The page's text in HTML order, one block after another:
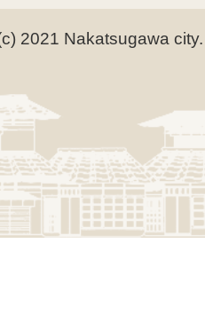
2021 Nakatsugawa